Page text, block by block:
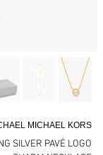
MICHAEL KORS
SILVER PAVÉ LOGO